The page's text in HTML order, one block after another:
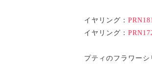
イヤリング：
イヤリング：
プティのフラワー